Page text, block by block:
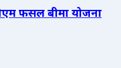
फसल बीमा योजना